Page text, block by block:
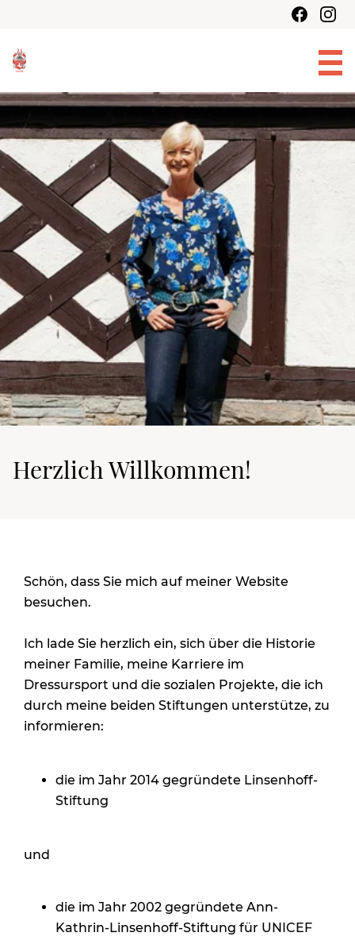
Herzlich Willkommen!
Schön, dass Sie mich auf meiner Website
besuchen.
Ich lade Sie herzlich ein, sich über die Historie
meiner Familie, meine Karriere im
Dressursport und die sozialen Projekte, die ich
durch meine beiden Stiftungen unterstütze, zu
informieren:
die im Jahr 2014 gegründete Linsenhoff-
Stiftung
und
die im Jahr 2002 gegründete Ann-
Kathrin-Linsenhoff-Stiftung für UNICEF